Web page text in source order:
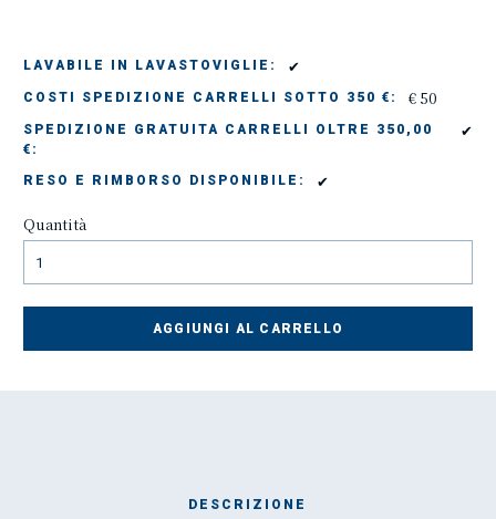
LAVABILE IN LAVASTOVIGLIE: ✔
COSTI SPEDIZIONE CARRELLI SOTTO 350 €: € 50
SPEDIZIONE GRATUITA CARRELLI OLTRE 350,00
€:
✔
RESO E RIMBORSO DISPONIBILE: ✔
Quantità
AGGIUNGI AL CARRELLO
DESCRIZIONE